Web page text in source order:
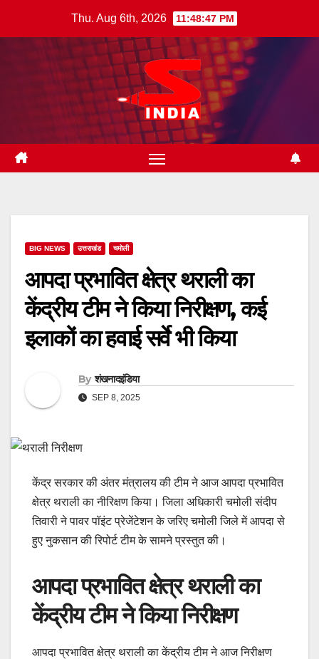
Thu. Aug 6th, 2026 11:48:48 PM
BIG NEWS उत्तराखंड चमोली
आपदा प्रभावित क्षेत्र थराली का
केंद्रीय टीम ने किया निरीक्षण, कई
इलाकों का हवाई सर्वे भी किया
By शंखनादइंडिया
SEP 8, 2025
केंद्र सरकार की अंतर मंत्रालय की टीम ने आज आपदा प्रभावित
क्षेत्र थराली का नीरिक्षण किया। जिला अधिकारी चमोली संदीप
तिवारी ने पावर पॉइंट प्रेजेंटेशन के जरिए चमोली जिले में आपदा से
हुए नुकसान की रिपोर्ट टीम के सामने प्रस्तुत की।
आपदा प्रभावित क्षेत्र थराली का
केंद्रीय टीम ने किया निरीक्षण
आपदा प्रभावित क्षेत्र थराली का केंद्रीय टीम ने आज निरीक्षण